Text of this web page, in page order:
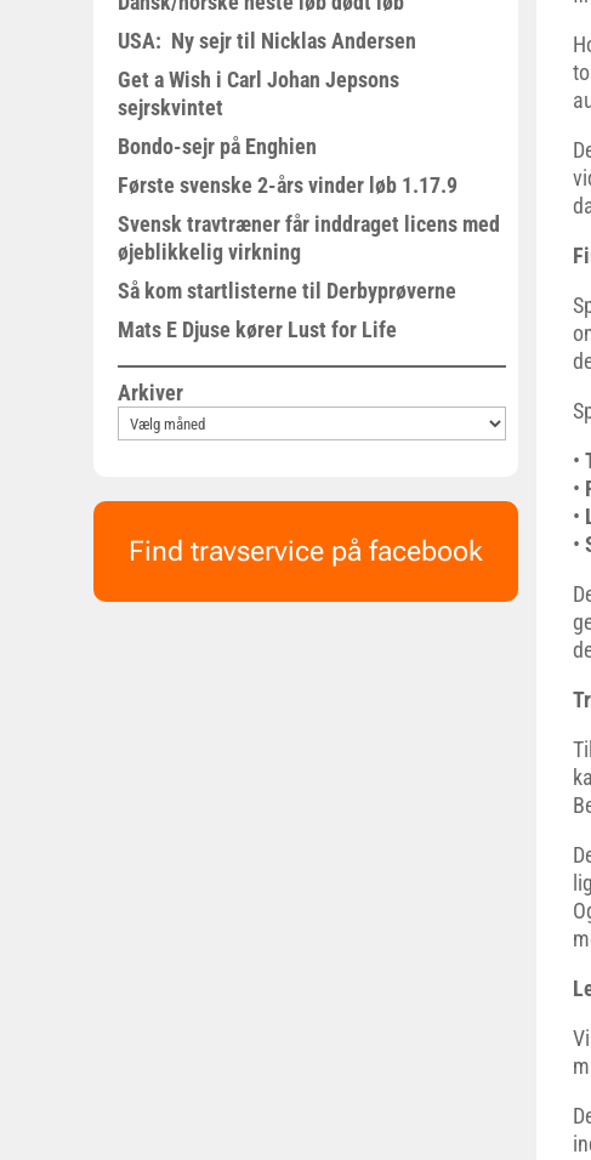
USA: Ny sejr til Nicklas Andersen
Get a Wish i Carl Johan Jepsons
sejrskvintet
Bondo-sejr på Enghien
Første svenske 2-års vinder løb 1.17.9
Svensk travtræner får inddraget licens med
øjeblikkelig virkning
Så kom startlisterne til Derbyprøverne
Mats E Djuse kører Lust for Life
Arkiver
Find travservice på facebook
•
•
•
•